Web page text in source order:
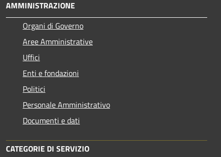
AMMINISTRAZIONE
Organi di Governo
Aree Amministrative
Uffici
Enti e fondazioni
Politici
Personale Amministrativo
Documenti e dati
CATEGORIE DI SERVIZIO